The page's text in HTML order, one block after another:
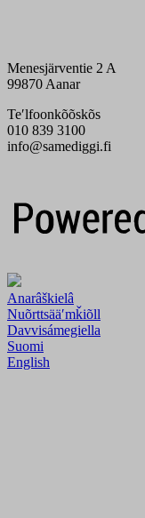
Menesjärventie 2 A
99870 Aanar
Teʹlfoonkõõskõs
010 839 3100
info@samediggi.fi
Anarâškielâ
Nuõrttsääʹmǩiõll
Davvisámegiella
Suomi
English